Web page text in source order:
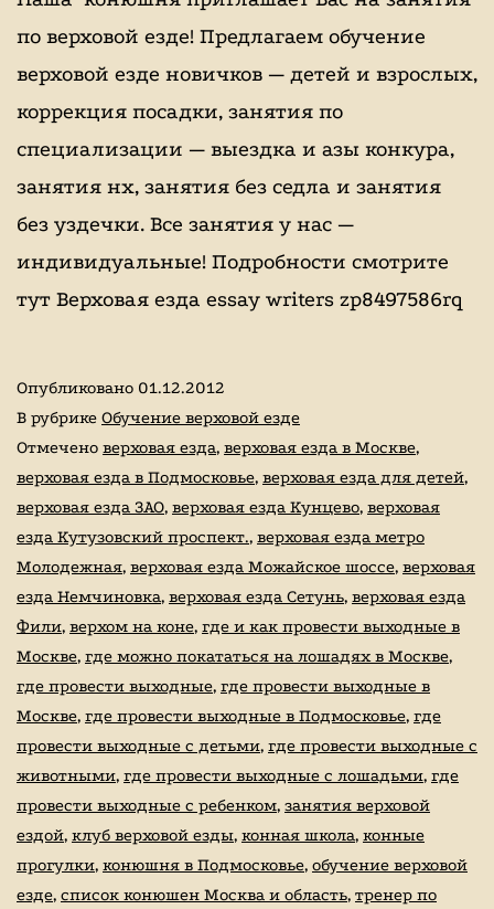
по верховой езде! Предлагаем обучение
верховой езде новичков — детей и взрослых,
коррекция посадки, занятия по
специализации — выездка и азы конкура,
занятия нх, занятия без седла и занятия
без уздечки. Все занятия у нас —
индивидуальные! Подробности смотрите
тут Верховая езда essay writers zp8497586rq
Опубликовано 01.12.2012
В рубрике Обучение верховой езде
Отмечено верховая езда, верховая езда в Москве,
верховая езда в Подмосковье, верховая езда для детей,
верховая езда ЗАО, верховая езда Кунцево, верховая
езда Кутузовский проспект., верховая езда метро
Молодежная, верховая езда Можайское шоссе, верховая
езда Немчиновка, верховая езда Сетунь, верховая езда
Фили, верхом на коне, где и как провести выходные в
Москве, где можно покататься на лошадях в Москве,
где провести выходные, где провести выходные в
Москве, где провести выходные в Подмосковье, где
провести выходные с детьми, где провести выходные с
животными, где провести выходные с лошадьми, где
провести выходные с ребенком, занятия верховой
ездой, клуб верховой езды, конная школа, конные
прогулки, конюшня в Подмосковье, обучение верховой
езде, список конюшен Москва и область, тренер по